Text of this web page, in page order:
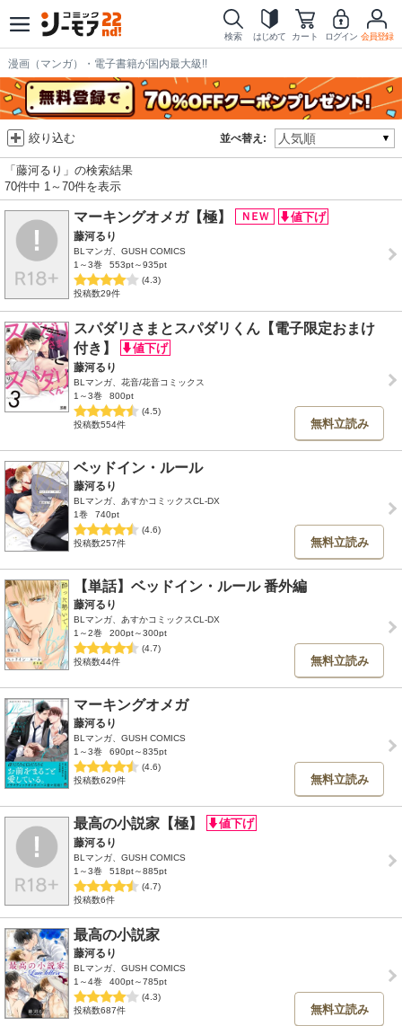
検索 はじめて カート ログイン 会員登録
漫画（マンガ）・電子書籍が国内最大級!!
並べ替え:
絞り込む
「藤河るり」の検索結果
70件中 1～70件を表示
マーキングオメガ【極】
藤河るり
BLマンガ、GUSH COMICS
1～3巻
553pt～935pt
(4.3)
投稿数29件
スパダリさまとスパダリくん【電子限定おまけ
付き】
藤河るり
BLマンガ、花音/花音コミックス
1～3巻
800pt
(4.5)
投稿数554件
無料立読み
ベッドイン・ルール
藤河るり
BLマンガ、あすかコミックスCL-DX
1巻
740pt
(4.6)
投稿数257件
無料立読み
【単話】ベッドイン・ルール 番外編
藤河るり
BLマンガ、あすかコミックスCL-DX
1～2巻
200pt～300pt
(4.7)
投稿数44件
無料立読み
マーキングオメガ
藤河るり
BLマンガ、GUSH COMICS
1～3巻
690pt～835pt
(4.6)
投稿数629件
無料立読み
最高の小説家【極】
藤河るり
BLマンガ、GUSH COMICS
1～3巻
518pt～885pt
(4.7)
投稿数6件
最高の小説家
藤河るり
BLマンガ、GUSH COMICS
1～4巻
400pt～785pt
(4.3)
投稿数687件
無料立読み